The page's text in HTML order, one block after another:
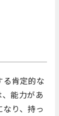
る肯定的な
能力があ
り、持っ